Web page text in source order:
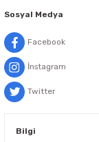
Sosyal Medya
Facebook
İnstagram
Twitter
Bilgi